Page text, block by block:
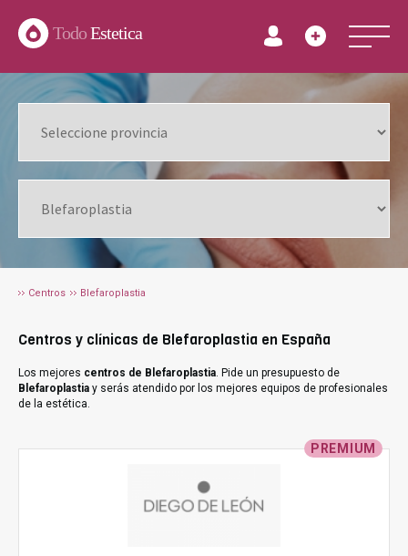
TodoEstetica
Centros Blefaroplastia
Centros y clínicas de Blefaroplastia en España
Los mejores centros de Blefaroplastia. Pide un presupuesto de
Blefaroplastia y serás atendido por los mejores equipos de profesionales
de la estética.
PREMIUM